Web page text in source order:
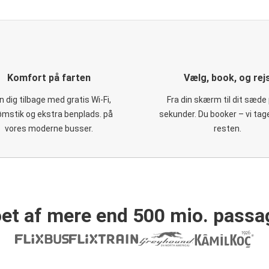
Komfort på farten
dig tilbage med gratis Wi-Fi,
og ekstra benplads. på
vores moderne busser.
Vælg, book, og
Fra din skærm til dit sæde
sekunder. Du booker – vi
resten.
af mere end 500 mio.